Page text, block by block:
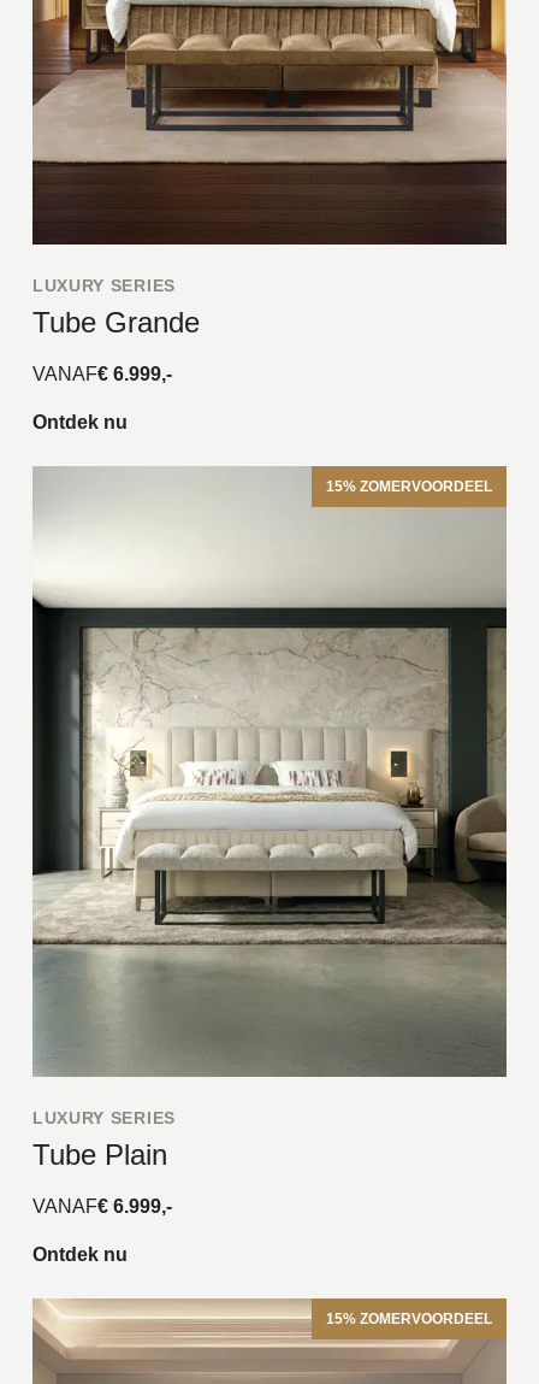
LUXURY SERIES
Tube Grande
VANAF€ 6.999,-
Ontdek nu
15% ZOMERVOORDEEL
LUXURY SERIES
Tube Plain
VANAF€ 6.999,-
Ontdek nu
15% ZOMERVOORDEEL